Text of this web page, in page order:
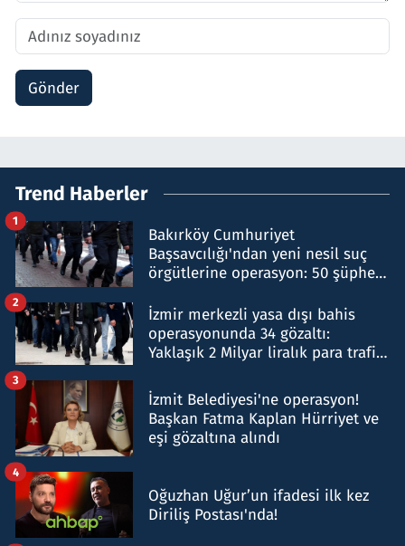
Gönder
Trend Haberler
Bakırköy Cumhuriyet
Başsavcılığı'ndan yeni nesil suç
örgütlerine operasyon: 50 şüpheli
1
İzmir merkezli yasa dışı bahis
operasyonunda 34 gözaltı:
Yaklaşık 2 Milyar liralık para trafiği
2
İzmit Belediyesi'ne operasyon!
Başkan Fatma Kaplan Hürriyet ve
eşi gözaltına alındı
3
Oğuzhan Uğur’un ifadesi ilk kez
Diriliş Postası'nda!
4